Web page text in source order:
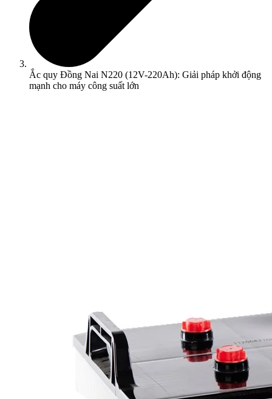
Ắc quy Đồng Nai N220 (12V-220Ah): Giải pháp khởi động
mạnh cho máy công suất lớn